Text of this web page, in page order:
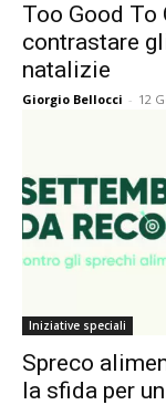
Too Good To
contrastare
natalizie
Giorgio Bellocci - 12
Iniziative speciali
Spreco
la sfida per